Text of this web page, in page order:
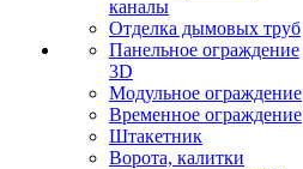
каналы
Отделка дымовых труб
Панельное ограждение
3D
Модульное ограждение
Временное ограждение
Штакетник
Ворота, калитки